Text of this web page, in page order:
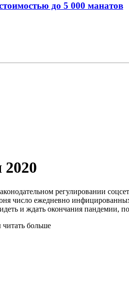
до 5 000 манатов
2020
регулировании
число ежедневно
и ждать окончания пандемии,
больше